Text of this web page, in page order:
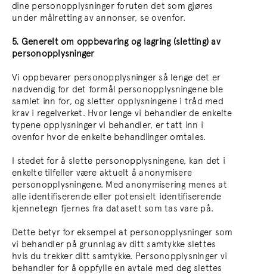
dine personopplysninger foruten det som gjøres
under målretting av annonser, se ovenfor.
5. Generelt om oppbevaring og lagring (sletting) av
personopplysninger
Vi oppbevarer personopplysninger så lenge det er
nødvendig for det formål personopplysningene ble
samlet inn for, og sletter opplysningene i tråd med
krav i regelverket. Hvor lenge vi behandler de enkelte
typene opplysninger vi behandler, er tatt inn i
ovenfor hvor de enkelte behandlinger omtales.
I stedet for å slette personopplysningene, kan det i
enkelte tilfeller være aktuelt å anonymisere
personopplysningene. Med anonymisering menes at
alle identifiserende eller potensielt identifiserende
kjennetegn fjernes fra datasett som tas vare på.
Dette betyr for eksempel at personopplysninger som
vi behandler på grunnlag av ditt samtykke slettes
hvis du trekker ditt samtykke. Personopplysninger vi
behandler for å oppfylle en avtale med deg slettes